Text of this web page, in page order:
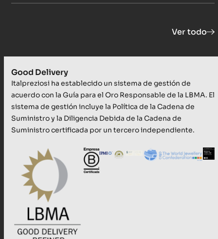
Ver todo
Good Delivery
Italpreziosi ha establecido un sistema de gestión de
acuerdo con la Guía para el Oro Responsable de la LBMA. El
sistema de gestión incluye la Política de la Cadena de
Suministro y la Diligencia Debida de la Cadena de
Suministro certificada por un tercero independiente.